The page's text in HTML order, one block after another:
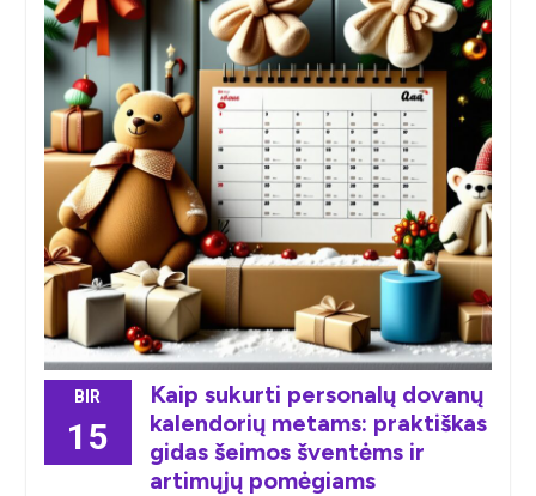
BIR
15
Kaip sukurti personalų dovanų
kalendorių metams: praktiškas
gidas šeimos šventėms ir
artimųjų pomėgiams